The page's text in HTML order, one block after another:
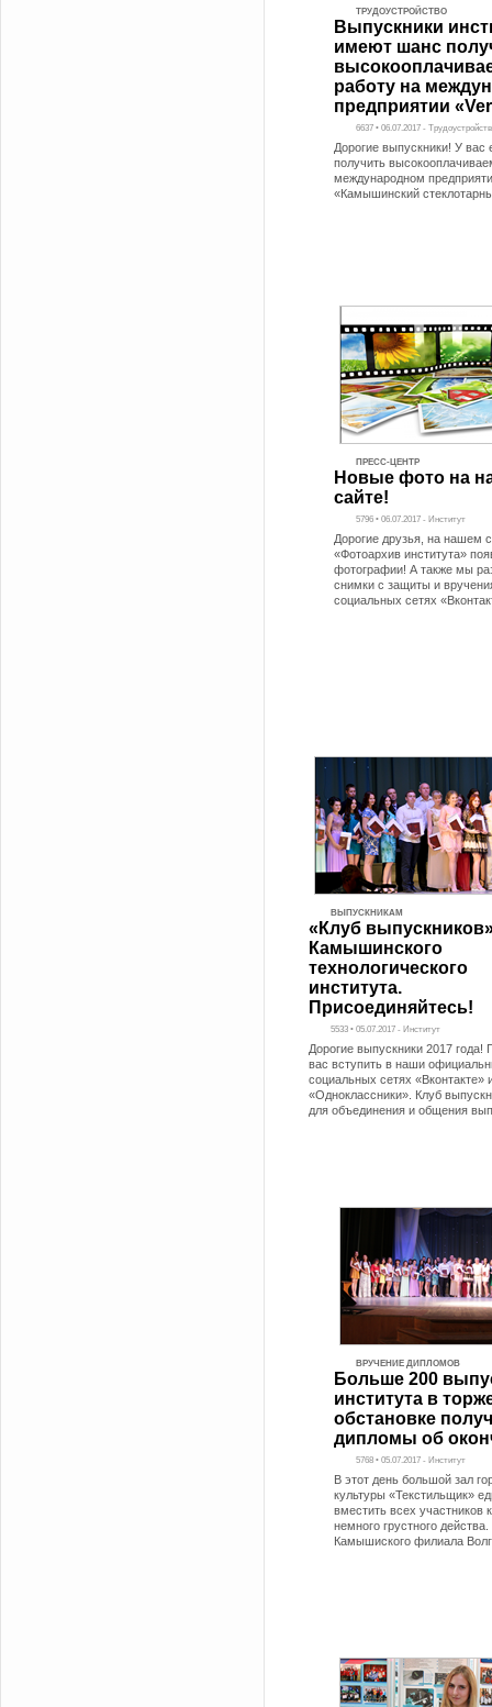
ТРУДОУСТРОЙСТВО
Выпускники
имеют шанс
работу на
предприятии
6637 • 06.07.2017 -
Дорогие выпускники! У вас
получить
международном
«Камышинский
ПРЕСС-ЦЕНТР
Новые фото на
сайте!
5796 • 06.07.2017 - Институт
Дорогие друзья, на нашем
«Фотоархив института»
фотографии! А также мы
снимки с защиты и
социальных сетях
ВЫПУСКНИКАМ
«Клуб
Камышинского
технологического
института.
Присоединяйтесь!
5533 • 05.07.2017 - Институт
Дорогие выпускники 2017 года!
вас вступить в наши
социальных сетях «Вконтакте»
«Одноклассники». Клуб
для объединения и общения
ВРУЧЕНИЕ ДИПЛОМОВ
Больше 200
института в
обстановке
дипломы об
5768 • 05.07.2017 - Институт
В этот день большой зал
культуры «Текстильщик»
вместить всех участников
немного грустного
Камышиского филиала